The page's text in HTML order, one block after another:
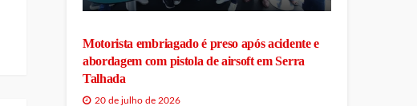
Motorista embriagado é preso após acidente e
abordagem com pistola de airsoft em Serra
Talhada
20 de julho de 2026